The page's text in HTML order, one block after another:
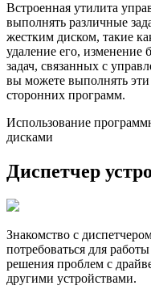
Встроенная утилита
выполнять различные
жестким диском, такие
удаление его,
задач, связанных с
вы можете выполнять эти
сторонних программ.
Использование
дисками
Диспетчер
Знакомство с
потребоваться для
решения проблем с
другими устройствами.